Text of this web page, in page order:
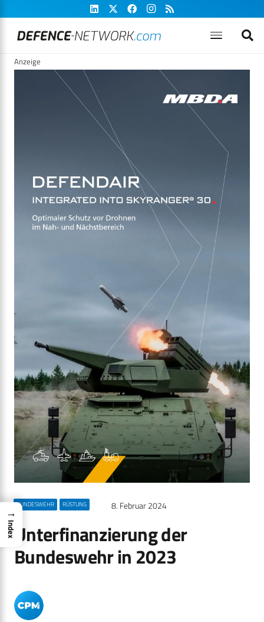
Anzeige
BUNDESWEHR RÜSTUNG 8. Februar 2024
Unterfinanzierung der
Bundeswehr in 2023
→
Index